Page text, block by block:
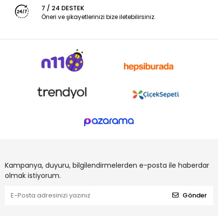
7 / 24 DESTEK
Öneri ve şikayetlerinizi bize iletebilirsiniz.
Kampanya, duyuru, bilgilendirmelerden e-posta ile haberdar
olmak istiyorum.
Gönder